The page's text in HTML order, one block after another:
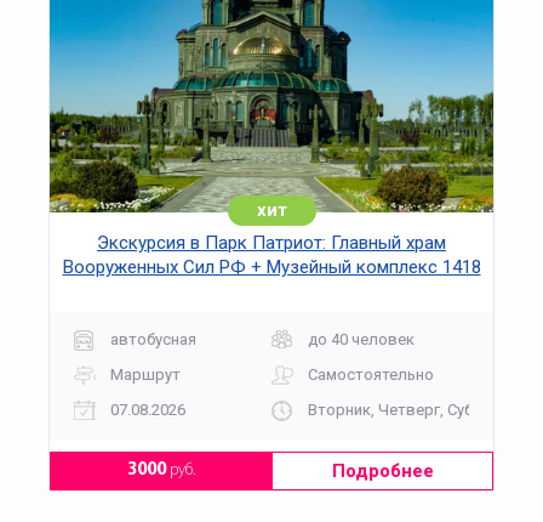
хит
Экскурсия в Парк Патриот: Главный храм
Вооруженных Сил РФ + Музейный комплекс 1418
автобусная
до 40 человек
Маршрут
Самостоятельно
07.08.2026
Вторник, Четверг, Суббота,
3000руб. Подробнее